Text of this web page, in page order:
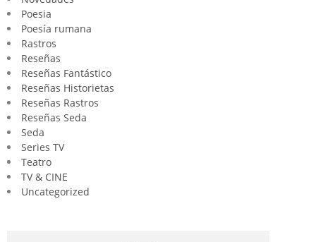
Poesia
Poesía rumana
Rastros
Reseñas
Reseñas Fantástico
Reseñas Historietas
Reseñas Rastros
Reseñas Seda
Seda
Series TV
Teatro
TV & CINE
Uncategorized